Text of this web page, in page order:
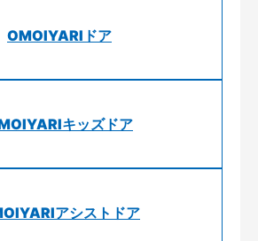
OMOIYARIドア
キッズドア
アシストドア